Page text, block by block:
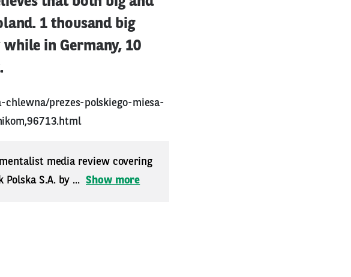
1 thousand big
in Germany, 10
prezes-polskiego-miesa-
media review covering
S.A. by ... Show more